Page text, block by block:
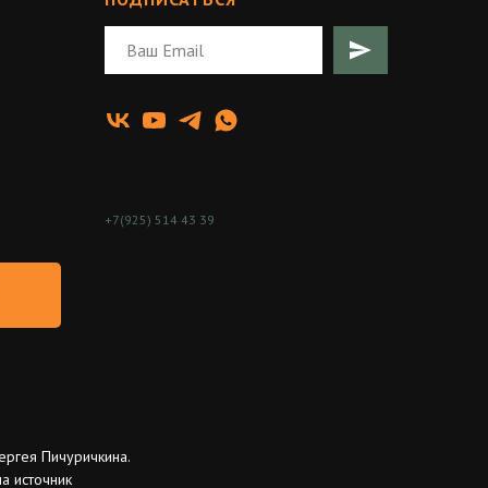
+7(925) 514 43 39
Пичуричкина.
источник